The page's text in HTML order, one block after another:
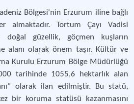
Bölgesi'nin Erzurum iline bağlı
almaktadır. Tortum Çayı Vadisi
güzellik, göçmen kuşların
alanı olarak önem taşır. Kültür ve
Kurulu Erzurum Bölge Müdürlüğü
tarihinde 1055,6 hektarlık alan
olarak ilan edilmiştir. Bu statü,
bir koruma statüsü kazanmasını